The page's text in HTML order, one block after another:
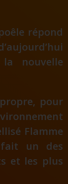
répond
nouvelle
pour
Flamme
un des
et les plus